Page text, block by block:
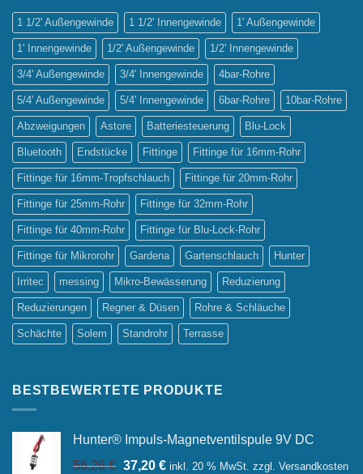
Sprinklerbewässerung
1 1/2' Außengewinde 1 1/2' Innengewinde 1' Außengewinde
1' Innengewinde 1/2' Außengewinde 1/2' Innengewinde
3/4' Außengewinde 3/4' Innengewinde 4bar-Rohre
5/4' Außengewinde 5/4' Innengewinde 6bar-Rohre 10bar-Rohre
Abzweigungen Astore Batteriesteuerung Blu-Lock
Bluetooth Endstücke Fittinge Fittinge für 16mm-Rohr
Fittinge für 16mm-Tropfschlauch Fittinge für 20mm-Rohr
Fittinge für 25mm-Rohr Fittinge für 32mm-Rohr
Fittinge für 40mm-Rohr Fittinge für Blu-Lock-Rohr
Fittinge für Mikrorohr Gardena Gartenschlauch Hunter
Irritec messing Mikro-Bewässerung Reduzierung
Reduzierungen Regner & Düsen Rohre & Schläuche
Schächte Solem Standrohr Terrasse
BESTBEWERTETE PRODUKTE
Hunter® Impuls-Magnetventilspule 9V DC
56,26€ Ursprünglicher
37,20 €Aktueller
inkl. 20 % MwSt. zzgl. Versandkosten